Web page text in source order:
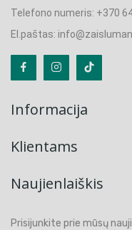
Telefono numeris: +370
El.paštas:
Informacija
Klientams
Naujienlaiškis
Prisijunkite prie mūsų